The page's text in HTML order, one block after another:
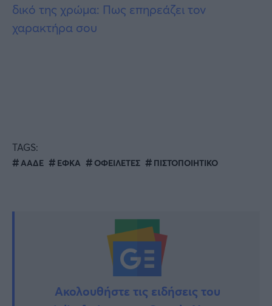
δικό της χρώμα: Πως επηρεάζει τον
χαρακτήρα σου
TAGS:
ΑΑΔΕ ΕΦΚΑ ΟΦΕΙΛΕΤΕΣ ΠΙΣΤΟΠΟΙΗΤΙΚΟ
Ακολουθήστε τις ειδήσεις του